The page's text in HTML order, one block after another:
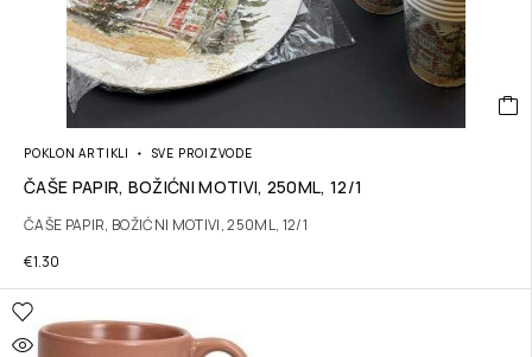
POKLON ARTIKLI SVE PROIZVODE
ČAŠE PAPIR, BOŽIĆNI MOTIVI, 250ML, 12/1
ČAŠE PAPIR, BOŽIĆNI MOTIVI, 250ML, 12/1
€1.30